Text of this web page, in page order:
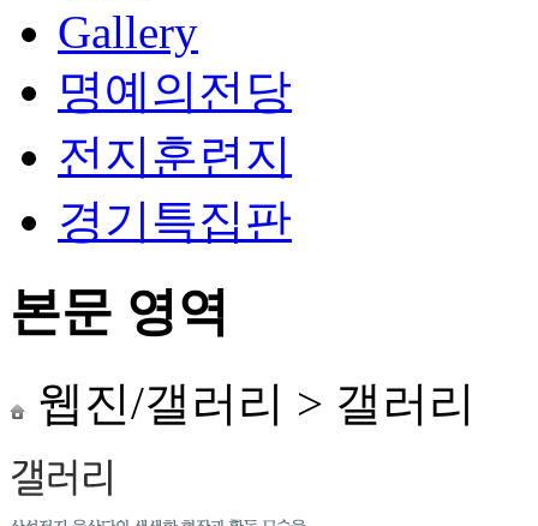
Gallery
명예의전당
전지훈련지
경기특집판
본문 영역
웹진/갤러리 > 갤러리